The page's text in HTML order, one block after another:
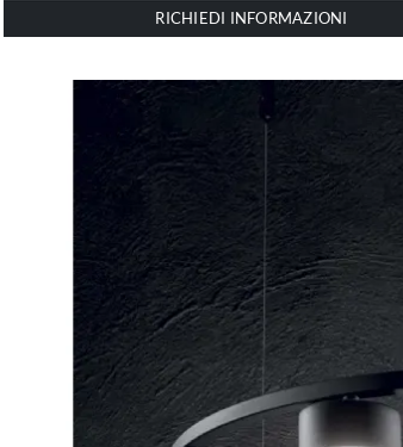
RICHIEDI INFORMAZIONI